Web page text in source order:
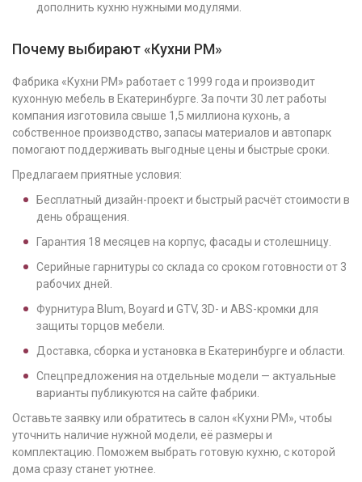
дополнить кухню нужными модулями.
Почему выбирают «Кухни РМ»
Фабрика «Кухни РМ» работает с 1999 года и производит
кухонную мебель в Екатеринбурге. За почти 30 лет работы
компания изготовила свыше 1,5 миллиона кухонь, а
собственное производство, запасы материалов и автопарк
помогают поддерживать выгодные цены и быстрые сроки.
Предлагаем приятные условия:
Бесплатный дизайн-проект и быстрый расчёт стоимости в
день обращения.
Гарантия 18 месяцев на корпус, фасады и столешницу.
Серийные гарнитуры со склада со сроком готовности от 3
рабочих дней.
Фурнитура Blum, Boyard и GTV, 3D- и ABS-кромки для
защиты торцов мебели.
Доставка, сборка и установка в Екатеринбурге и области.
Спецпредложения на отдельные модели — актуальные
варианты публикуются на сайте фабрики.
Оставьте заявку или обратитесь в салон «Кухни РМ», чтобы
уточнить наличие нужной модели, её размеры и
комплектацию. Поможем выбрать готовую кухню, с которой
дома сразу станет уютнее.